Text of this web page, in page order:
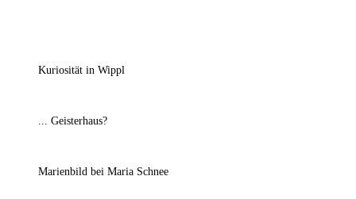
Kuriosität in Wippl
... Geisterhaus?
Marienbild bei Maria Schnee